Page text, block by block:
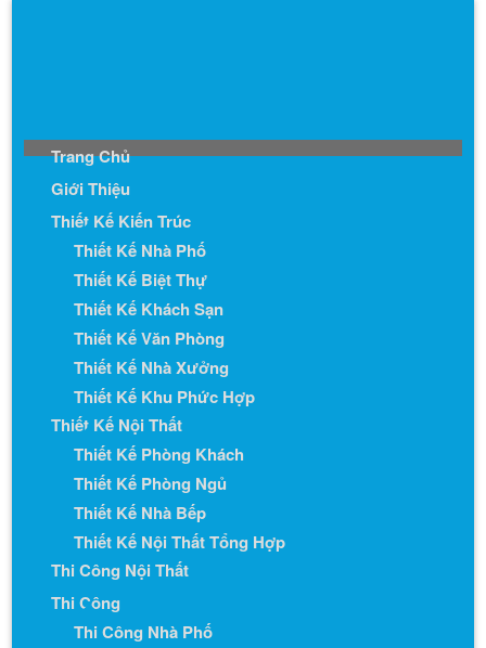
Trang Chủ
Giới Thiệu
Thiết Kế Kiến Trúc
Thiết Kế Nhà Phố
Thiết Kế Biệt Thự
Thiết Kế Khách Sạn
Thiết Kế Văn Phòng
Thiết Kế Nhà Xưởng
Thiết Kế Khu Phức Hợp
Thiết Kế Nội Thất
Thiết Kế Phòng Khách
Thiết Kế Phòng Ngủ
Thiết Kế Nhà Bếp
Thiết Kế Nội Thất Tổng Hợp
Thi Công Nội Thất
Thi Công
Thi Công Nhà Phố